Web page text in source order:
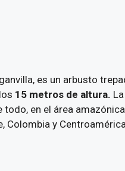
es un arbusto
15 metros de altura.
en el área
Colombia y